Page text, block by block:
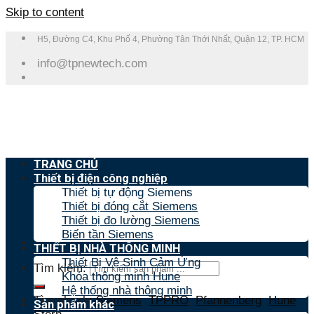
Skip to content
H5, Đường C4, Khu Phố 4, Phường Tân Thới Nhất, Quận 12, TP. HCM
info@tpnewtech.com
Tìm kiếm:
Tìm nhanh:Siemens,TPPRO,Pfannenberg,Hune,
TRANG CHỦ
Thiết bị điện công nghiệp
Thiết bị tự động Siemens
Thiết bị đóng cắt Siemens
Thiết bị đo lường Siemens
Biến tần Siemens
THIẾT BỊ NHÀ THÔNG MINH
Thiết Bị Vệ Sinh Cảm Ứng
Khóa thông minh Hune
Hệ thống nhà thông minh
Sản phẩm khác